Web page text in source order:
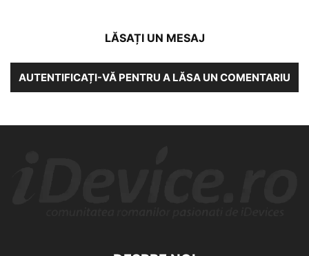
LĂSAȚI UN MESAJ
AUTENTIFICAȚI-VĂ PENTRU A LĂSA UN COMENTARIU